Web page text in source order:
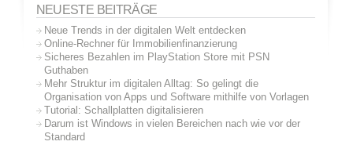
NEUESTE BEITRÄGE
Neue Trends in der digitalen Welt entdecken
Online-Rechner für Immobilienfinanzierung
Sicheres Bezahlen im PlayStation Store mit PSN
Guthaben
Mehr Struktur im digitalen Alltag: So gelingt die
Organisation von Apps und Software mithilfe von Vorlagen
Tutorial: Schallplatten digitalisieren
Darum ist Windows in vielen Bereichen nach wie vor der
Standard